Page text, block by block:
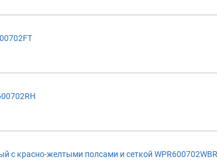
красно-желтыми полсами и сеткой